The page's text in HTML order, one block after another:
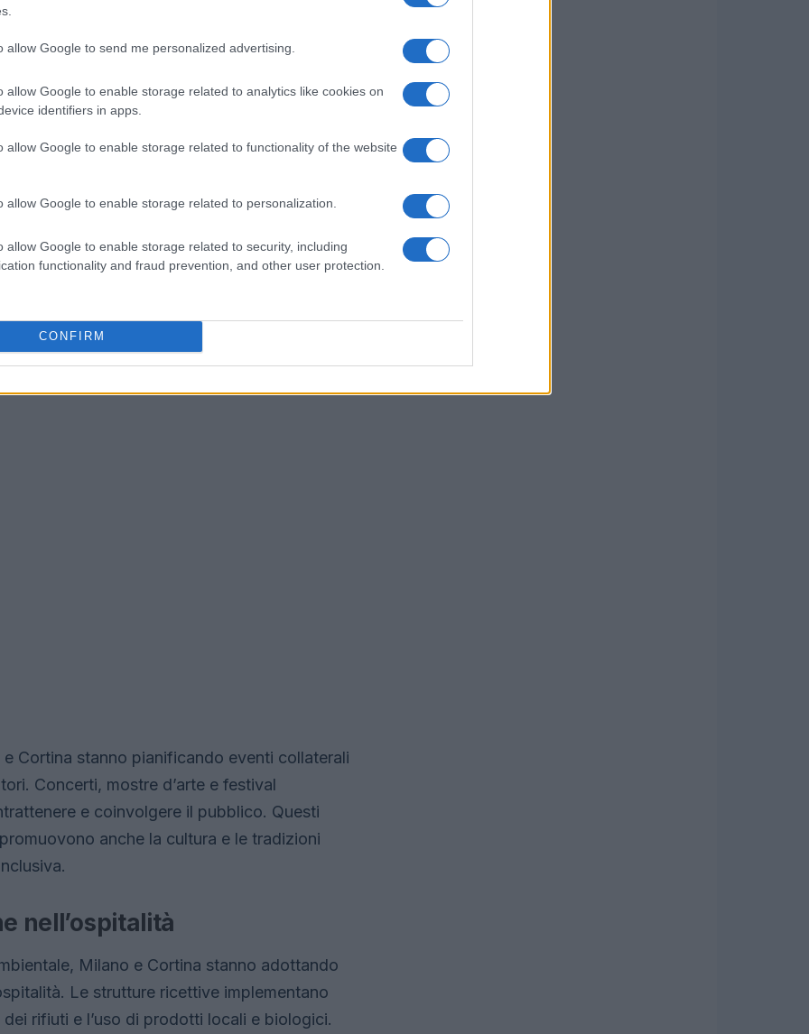
allow Google to send me personalized advertising.
allow Google to enable storage related to analytics like cookies on
identifiers in apps.
allow Google to enable storage related to functionality of the website
allow Google to enable storage related to personalization.
allow Google to enable storage related to security, including
functionality and fraud prevention, and other user protection.
CONFIRM
suoi affascinanti chalet e rifugi, propone
le località stanno sviluppando
soggiorni, pasti e attività ricreative,
completa.
gastronomia
. La cucina italiana è rinomata a
un’opportunità preziosa per mettere
Cortina. Ristoratori locali stanno preparando
e le tradizioni culinarie regionali. Dallo
Cortina stanno pianificando eventi collaterali
Concerti, mostre d’arte e festival
e coinvolgere il pubblico. Questi
anche la cultura e le tradizioni
nell’ospitalità
Milano e Cortina stanno adottando
Le strutture ricettive implementano
rifiuti e l’uso di prodotti locali e biologici.